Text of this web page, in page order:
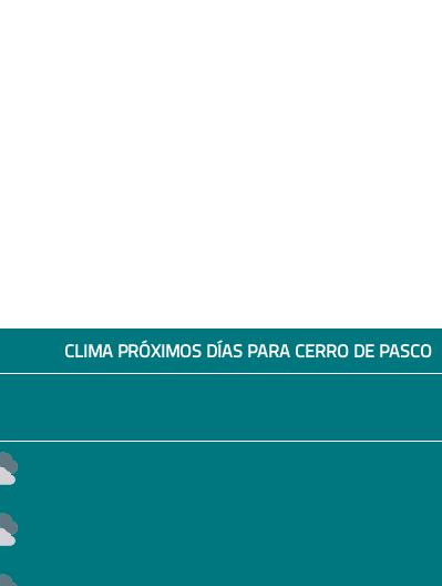
CLIMA PRÓXIMOS DÍAS PARA CERRO DE PASCO